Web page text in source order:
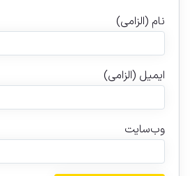
نام (الزامی)
ایمیل (الزامی)
وب‌سایت